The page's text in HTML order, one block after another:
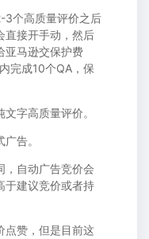
个高质量评价之后
直接开手动，然后
亚马逊交保护费
完成10个QA，保
字高质量评价。
告。
自动广告竞价会
于建议竞价或者持
赞，但是目前这